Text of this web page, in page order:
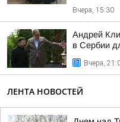
Вчера, 15:30
Андрей
в Сербии
Вчера,
ЛЕНТА НОВОСТЕЙ